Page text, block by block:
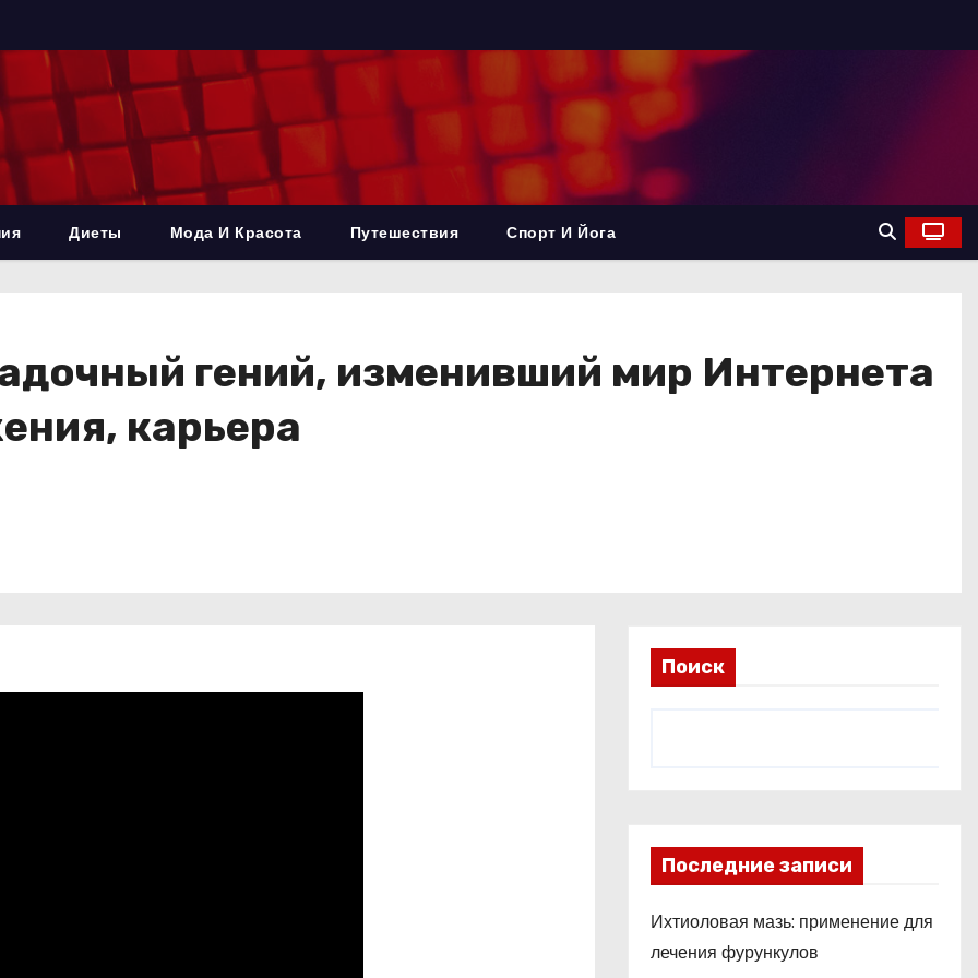
Диеты Мода И Красота Путешествия Спорт И Йога
гений, изменивший мир Интернета
карьера
Поиск
Последние записи
Ихтиоловая мазь: применение для
лечения фурункулов